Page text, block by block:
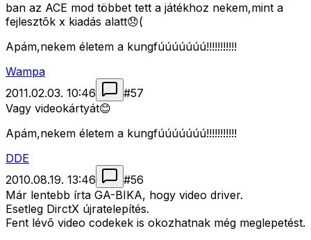
ban az ACE mod többet tett a játékhoz nekem,mint a
fejlesztõk x kiadás alatt😞(
Apám,nekem életem a kungfúúúúúúú!!!!!!!!!!!
Wampa
2011.02.03. 10:46
#57
Vagy videokártyát😊
Apám,nekem életem a kungfúúúúúúú!!!!!!!!!!!
DDE
2010.08.19. 13:46
#56
Már lentebb írta GA-BIKA, hogy video driver.
Esetleg DirctX újratelepítés.
Fent lévõ video codekek is okozhatnak még meglepetést.